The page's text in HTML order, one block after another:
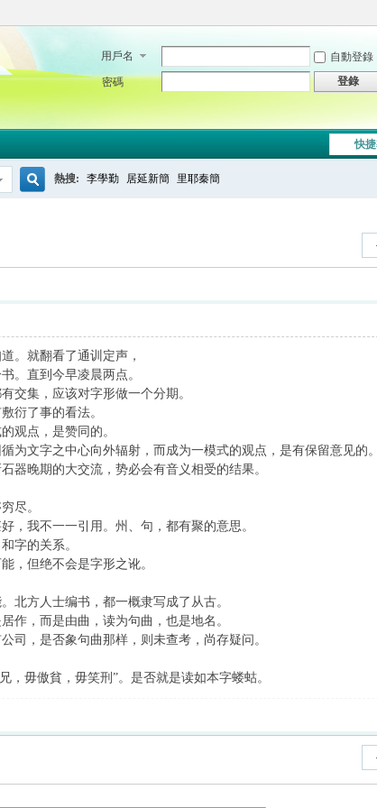
用戶名 自動登錄
密碼
登錄
快
熱搜: 李學勤 居延新簡 里耶秦簡
。就翻看了通训定声，
。直到今早凌晨两点。
交集，应该对字形做一个分期。
衍了事的看法。
观点，是赞同的。
为文字之中心向外辐射，而成为一模式的观点，是有保留意见的。
器晚期的大交流，势必会有音义相受的结果。
尽。
，我不一一引用。州、句，都有聚的意思。
字的关系。
，但绝不会是字形之讹。
北方人士编书，都一概隶写成了从古。
作，而是由曲，读为句曲，也是地名。
司，是否象句曲那样，则未查考，尚存疑问。
，毋傲貧，毋笑刑”。是否就是读如本字蝼蛄。